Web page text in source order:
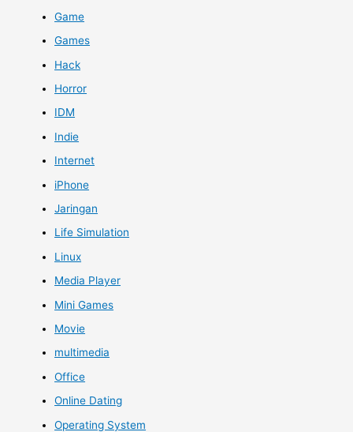
Game
Games
Hack
Horror
IDM
Indie
Internet
iPhone
Jaringan
Life Simulation
Linux
Media Player
Mini Games
Movie
multimedia
Office
Online Dating
Operating System